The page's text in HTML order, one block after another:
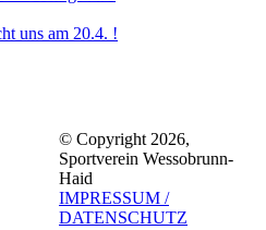
uns am 20.4. !
© Copyright 2026,
Sportverein Wessobrunn-
Haid
IMPRESSUM /
DATENSCHUTZ